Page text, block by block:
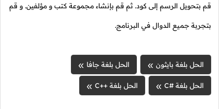
قم بتحويل الرسم إلى كود. ثم قم بإنشاء مجموعة كتب و مؤلفين. و قم
بتجربة جميع الدوال في البرنامج.
الحل بلغة بايثون الحل بلغة جافا
الحل بلغة #C الحل بلغة ++C